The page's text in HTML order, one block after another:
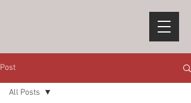
Post
All Posts